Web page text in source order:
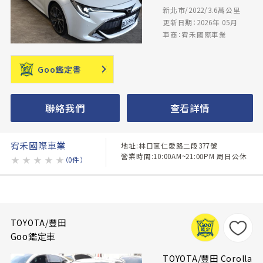
新北市/2022/3.6萬公里
更新日期：2026年 05月
車商：宥禾國際車業
Goo鑑定書
聯絡我們 查看詳情
宥禾國際車業
★ ★ ★ ★ ★ （0件）
地址:林口區仁愛路二段377號
營業時間:10:00AM~21:00PM 周日公休
TOYOTA/豐田
Goo鑑定車
TOYOTA/豐田 Corolla